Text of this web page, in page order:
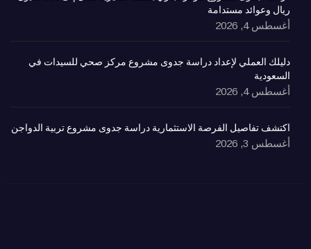
ريال وعوائد مستدامة
أغسطس 4, 2026
دليلك العملي لإعداد دراسة جدوى مشروع مركز صحي للسيدات في
السعودية
أغسطس 4, 2026
اكتشف تفاصيل الفرصة الاستثمارية دراسة جدوى مشروع تربية الدواجن
أغسطس 3, 2026